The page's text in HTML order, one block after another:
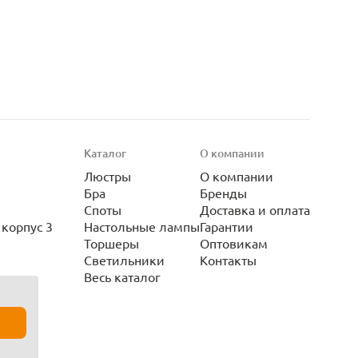
3
Каталог
Люстры
Бра
Споты
Настольные лампы
Торшеры
Светильники
Весь каталог
О компании
О компании
Бренды
Доставка и оплата
Гарантии
Оптовикам
Контакты